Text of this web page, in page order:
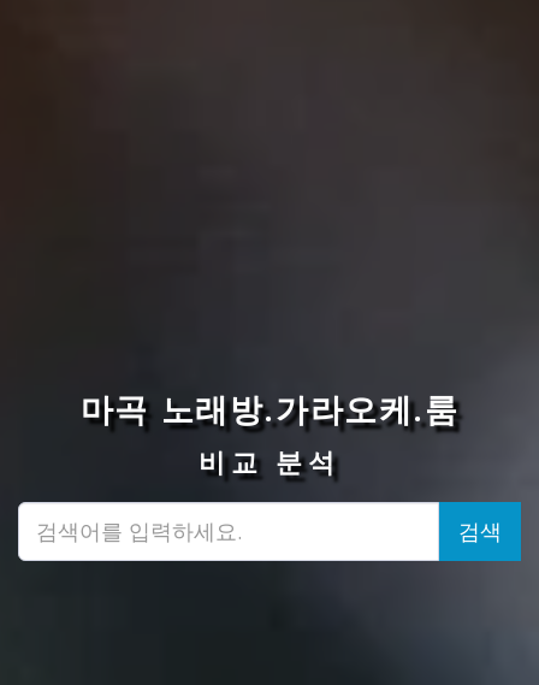
마곡 노래방.가라오케.룸
비교 분석
검색